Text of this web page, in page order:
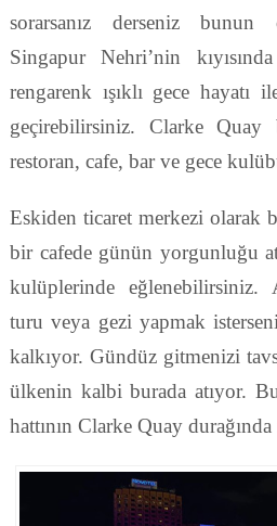
sorarsanız derseniz bunun
Singapur Nehri’nin
rengarenk ışıklı gece hayatı
geçirebilirsiniz. Clarke Quay
restoran, cafe, bar ve gece
Eskiden ticaret merkezi olarak
bir cafede günün yorgunluğu
kulüplerinde eğlenebilirsiniz.
turu veya gezi yapmak
kalkıyor. Gündüz gitmenizi
ülkenin kalbi burada atıyor.
hattının Clarke Quay